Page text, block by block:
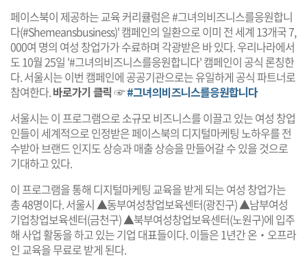
페이스북이 제공하는 교육 커리큘럼은 #그녀의비즈니스를응원합니
다(#Shemeansbusiness)' 캠페인의 일환으로 이미 전 세계 13개국 7,
000여 명의 여성 창업가가 수료하며 각광받은 바 있다. 우리나라에서
도 10월 25일 '#그녀의비즈니스를응원합니다' 캠페인이 공식 론칭한
다. 서울시는 이번 캠페인에 공공기관으로는 유일하게 공식 파트너로
참여한다.바로가기 클릭 ☞#그녀의비즈니스를응원합니다
서울시는 이 프로그램으로 소규모 비즈니스를 이끌고 있는 여성 창업
인들이 세계적으로 인정받은 페이스북의 디지털마케팅 노하우를 전
수받아 브랜드 인지도 상승과 매출 상승을 만들어갈 수 있을 것으로
기대하고 있다.
이 프로그램을 통해 디지털마케팅 교육을 받게 되는 여성 창업가는
총 48명이다. 서울시 ▲동부여성창업보육센터(광진구) ▲남부여성
기업창업보육센터(금천구) ▲북부여성창업보육센터(노원구)에 입주
해 사업 활동을 하고 있는 기업 대표들이다. 이들은 1년간 온‧오프라
인 교육을 무료로 받게 된다.